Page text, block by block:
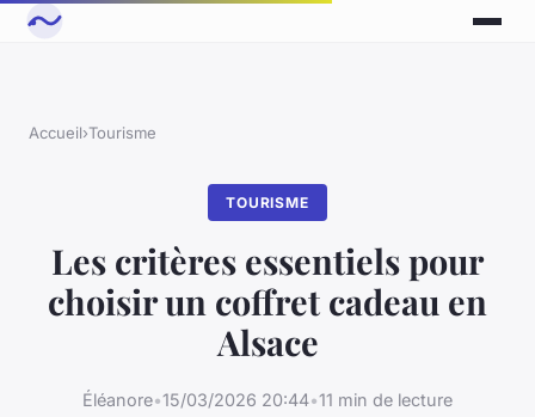
Accueil›Tourisme
TOURISME
Les critères essentiels pour
choisir un coffret cadeau en
Alsace
Éléanore•15/03/2026 20:44•11 min de lecture